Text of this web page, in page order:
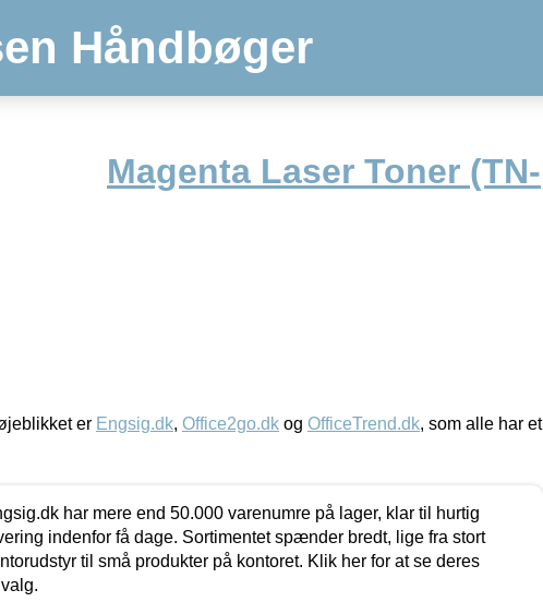
Håndbøger
Magenta Laser Toner (TN-
er Engsig.dk, Office2go.dk og OfficeTrend.dk, som alle har et
har mere end 50.000 varenumre på lager, klar til hurtig
indenfor få dage. Sortimentet spænder bredt, lige fra stort
til små produkter på kontoret. Klik her for at se deres